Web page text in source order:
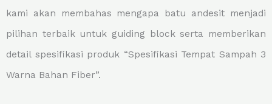
kami akan membahas mengapa batu andesit menjadi
pilihan terbaik untuk guiding block serta memberikan
detail spesifikasi produk “Spesifikasi Tempat Sampah 3
Warna Bahan Fiber”.